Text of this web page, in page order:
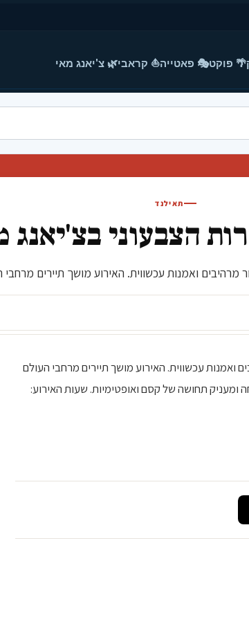
🌴 פוקט🎭 פאטייה⛵ קראבי🌿 צ'יאנג מאי
תאילנד
הצבעוני בצ'יאנג
ואמנות עכשווית. האירוע מושך תיירים
ואמנות עכשווית. האירוע מושך תיירים מרחבי העולם
ומעניק תחושה של קסם ואופטימיות. שעות האירוע: